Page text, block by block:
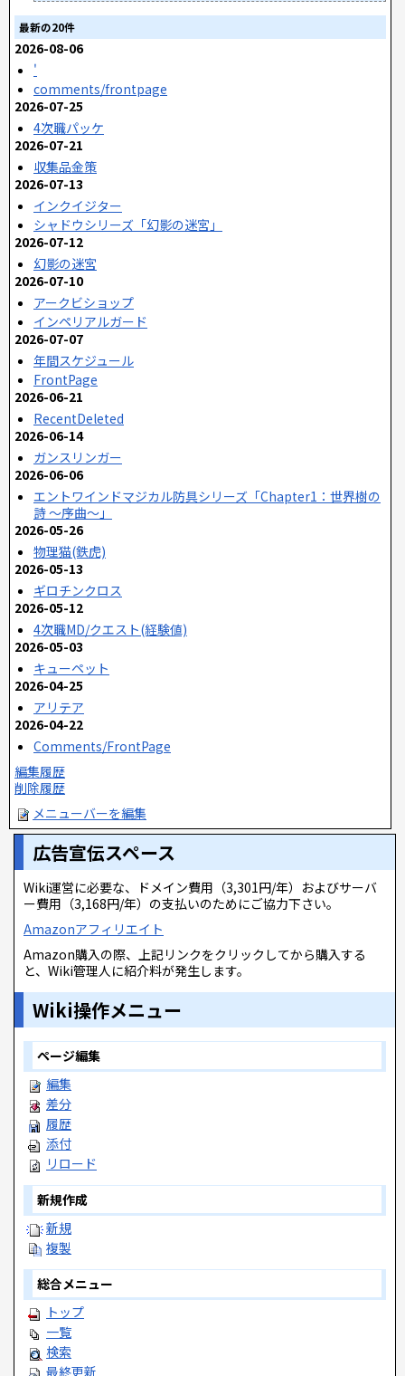
最新の20件
2026-08-06
'
comments/frontpage
2026-07-25
4次職パッケ
2026-07-21
収集品金策
2026-07-13
インクイジター
シャドウシリーズ「幻影の迷宮」
2026-07-12
幻影の迷宮
2026-07-10
アークビショップ
インペリアルガード
2026-07-07
年間スケジュール
FrontPage
2026-06-21
RecentDeleted
2026-06-14
ガンスリンガー
2026-06-06
エントワインドマジカル防具シリーズ「Chapter1：世界樹の
詩 ～序曲～」
2026-05-26
物理猫(鉄虎)
2026-05-13
ギロチンクロス
2026-05-12
4次職MD/クエスト(経験値)
2026-05-03
キューペット
2026-04-25
アリテア
2026-04-22
Comments/FrontPage
編集履歴
削除履歴
メニューバーを編集
広告宣伝スペース
Wiki運営に必要な、ドメイン費用（3,301円/年）およびサーバ
ー費用（3,168円/年）の支払いのためにご協力下さい。
Amazonアフィリエイト
Amazon購入の際、上記リンクをクリックしてから購入する
と、Wiki管理人に紹介料が発生します。
Wiki操作メニュー
ページ編集
編集
差分
履歴
添付
リロード
新規作成
新規
複製
総合メニュー
トップ
一覧
検索
最終更新